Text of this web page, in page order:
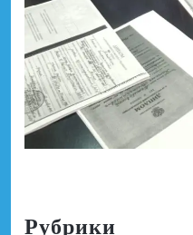
Рубрики